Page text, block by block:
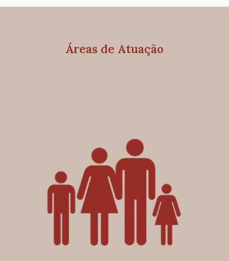
Áreas de Atuação